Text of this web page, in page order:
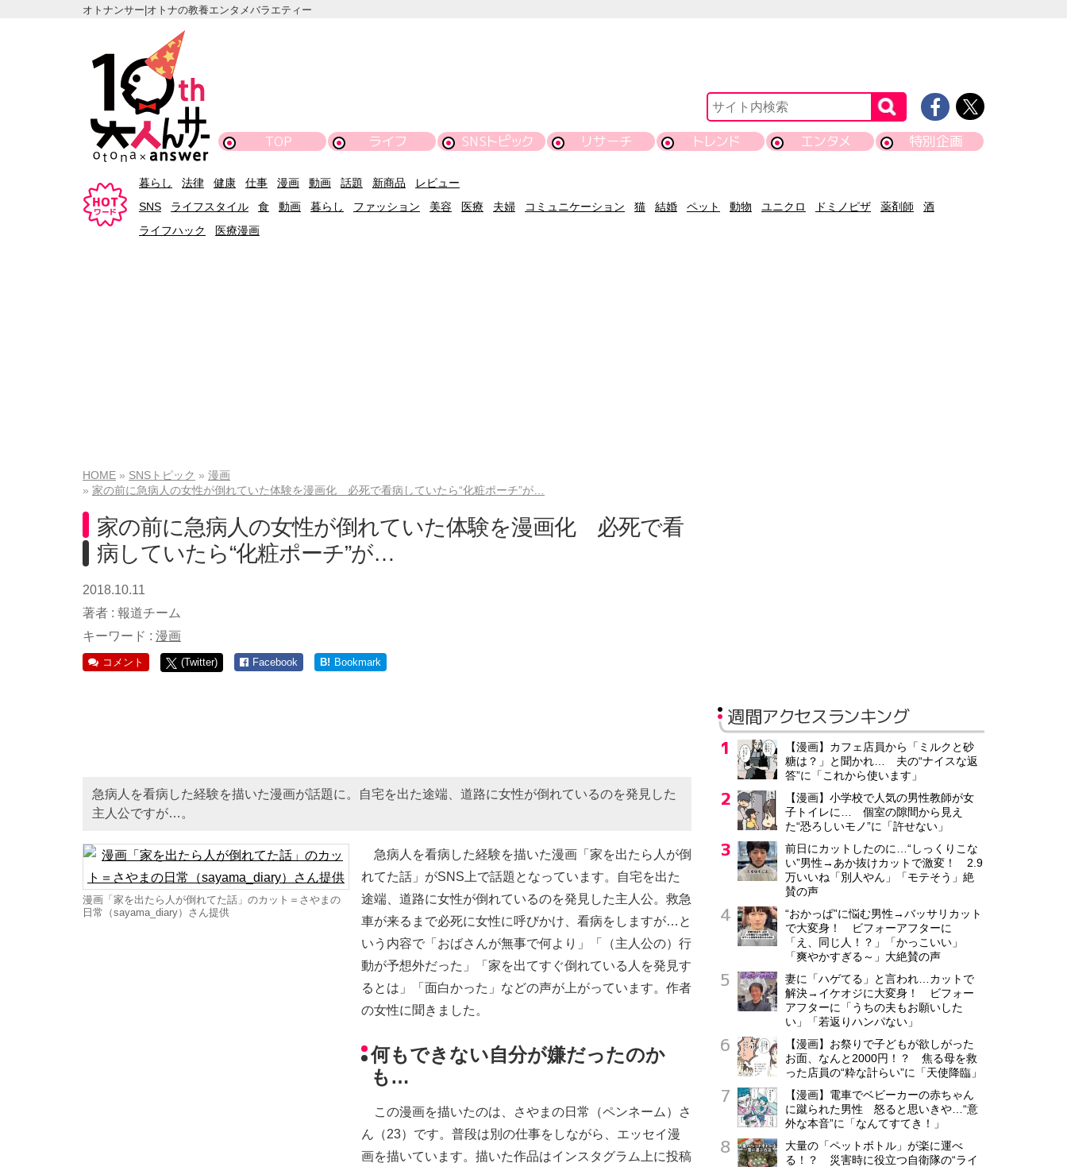
オトナンサー|オトナの教養エンタメバラエティー
TOP ライフ SNSトピック リサーチ トレンド エンタメ 特別企画
暮らし 法律 健康 仕事 漫画 動画 話題 新商品
レビュー
SNS
ライフスタイル 食 動画 暮らし ファッション 美容 医療 夫婦 コミュニケーション 猫 結婚 ペット 動物 ユニクロ ドミノピザ 薬剤師
酒
ライフハック
医療漫画
HOME SNSトピック
漫画
家の前に急病人の女性が倒れていた体験を漫画化 必死で看病していたら“化粧ポーチ”が…
家の前に急病人の女性が倒れていた体験を漫画化 必死で看
病していたら“化粧ポーチ”が…
2018.10.11
著者 : 報道チーム
キーワード : 漫画
コメント (Twitter) Facebook B! Bookmark
急病人を看病した経験を描いた漫画が話題に。自宅を出た途端、道路に女性が倒れているのを発見した
主人公ですが…。
漫画「家を出たら人が倒れてた話」のカット＝さやまの
日常（sayama_diary）さん提供
急病人を看病した経験を描いた漫画「家を出たら人が倒
れてた話」がSNS上で話題となっています。自宅を出た
途端、道路に女性が倒れているのを発見した主人公。救急
車が来るまで必死に女性に呼びかけ、看病をしますが…と
いう内容で「おばさんが無事で何より」「（主人公の）行
動が予想外だった」「家を出てすぐ倒れている人を発見す
るとは」「面白かった」などの声が上がっています。作者
の女性に聞きました。
何もできない自分が嫌だったのか
も…
この漫画を描いたのは、さやまの日常（ペンネーム）さ
ん（23）です。普段は別の仕事をしながら、エッセイ漫
画を描いています。描いた作品はインスタグラム上に投稿
週間アクセスランキング
【漫画】カフェ店員から「ミルクと砂
糖は？」と聞かれ… 夫の“ナイスな返
答”に「これから使います」
【漫画】小学校で人気の男性教師が女
子トイレに… 個室の隙間から見え
た“恐ろしいモノ”に「許せない」
前日にカットしたのに…“しっくりこな
い”男性→あか抜けカットで激変！ 2.9
万いいね「別人やん」「モテそう」絶
賛の声
“おかっぱ”に悩む男性→バッサリカット
で大変身！ ビフォーアフターに
「え、同じ人！？」「かっこいい」
「爽やかすぎる～」大絶賛の声
妻に「ハゲてる」と言われ…カットで
解決→イケオジに大変身！ ビフォー
アフターに「うちの夫もお願いした
い」「若返りハンパない」
【漫画】お祭りで子どもが欲しがった
お面、なんと2000円！？ 焦る母を救
った店員の“粋な計らい”に「天使降臨」
【漫画】電車でベビーカーの赤ちゃん
に蹴られた男性 怒ると思いきや…“意
外な本音”に「なんてすてき！」
大量の「ペットボトル」が楽に運べ
る！？ 災害時に役立つ自衛隊の“ライ